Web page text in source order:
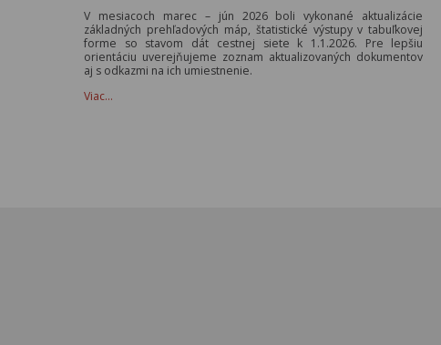
V mesiacoch marec – jún 2026 boli vykonané aktualizácie
základných prehľadových máp, štatistické výstupy v tabuľkovej
forme so stavom dát cestnej siete k 1.1.2026. Pre lepšiu
orientáciu uverejňujeme zoznam aktualizovaných dokumentov
aj s odkazmi na ich umiestnenie.
Viac…